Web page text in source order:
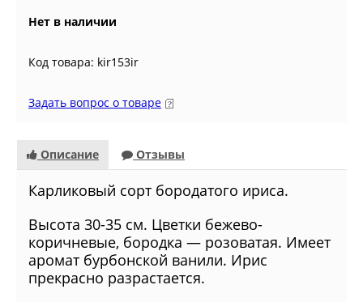
Нет в наличии
Код товара: kir153ir
Задать вопрос о товаре
Описание Отзывы
Карликовый сорт бородатого ириса.
Высота 30-35 см. Цветки бежево-
коричневые, бородка — розоватая. Имеет
аромат бурбонской ванили. Ирис
прекрасно разрастается.